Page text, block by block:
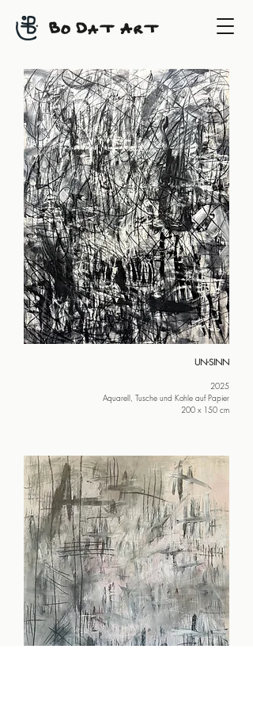
BO DAT ART
UN-SINN
2025
Aquarell, Tusche und Kohle auf Papier
200 x 150 cm